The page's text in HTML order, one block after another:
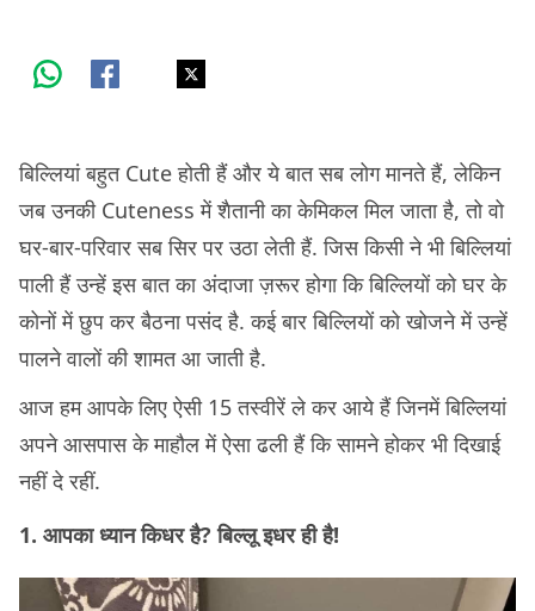
बिल्लियां बहुत Cute होती हैं और ये बात सब लोग मानते हैं, लेकिन
जब उनकी Cuteness में शैतानी का केमिकल मिल जाता है, तो वो
घर-बार-परिवार सब सिर पर उठा लेती हैं. जिस किसी ने भी बिल्लियां
पाली हैं उन्हें इस बात का अंदाजा ज़रूर होगा कि बिल्लियों को घर के
कोनों में छुप कर बैठना पसंद है. कई बार बिल्लियों को खोजने में उन्हें
पालने वालों की शामत आ जाती है.
आज हम आपके लिए ऐसी 15 तस्वीरें ले कर आये हैं जिनमें बिल्लियां
अपने आसपास के माहौल में ऐसा ढली हैं कि सामने होकर भी दिखाई
नहीं दे रहीं.
1. आपका ध्यान किधर है? बिल्लू इधर ही है!